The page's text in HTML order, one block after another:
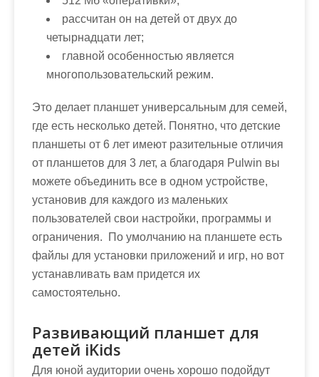
рассчитан он на детей от двух до
четырнадцати лет;
главной особенностью является
многопользовательский режим.
Это делает планшет универсальным для семей,
где есть несколько детей. Понятно, что детские
планшеты от 6 лет имеют разительные отличия
от планшетов для 3 лет, а благодаря Pulwin вы
можете объединить все в одном устройстве,
установив для каждого из маленьких
пользователей свои настройки, программы и
ограничения. По умолчанию на планшете есть
файлы для установки приложений и игр, но вот
устанавливать вам придется их
самостоятельно.
Развивающий планшет для
детей iKids
Для юной аудитории очень хорошо подойдут